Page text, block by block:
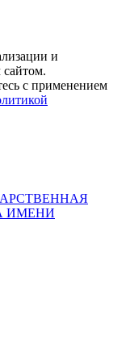
и
с применением
ИМЕНИ